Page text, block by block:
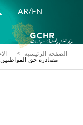
EN
/
AR
الصفحة الرئيسية
مصادرة حق